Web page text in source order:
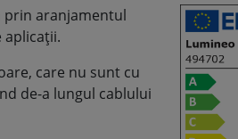
prin aranjamentul
aplicații.
care nu sunt cu
de-a lungul cablului